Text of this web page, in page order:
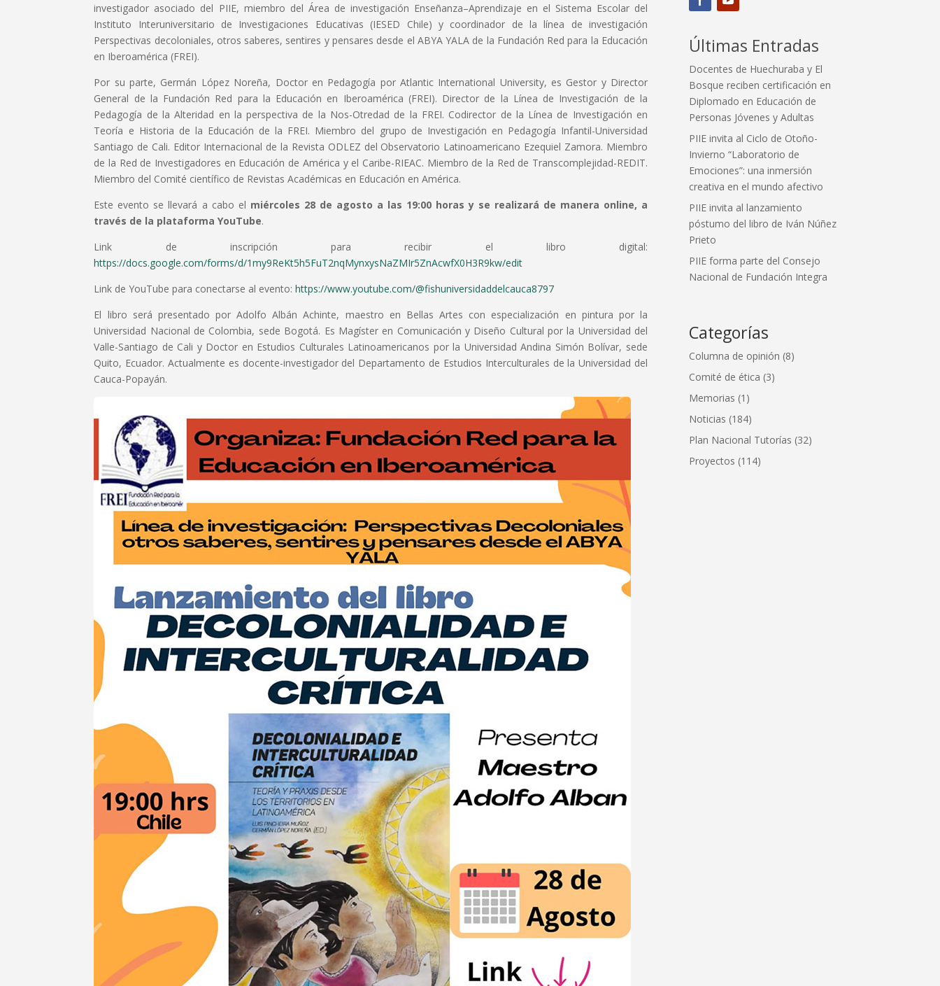
investigador asociado del PIIE, miembro del Área de investigación Enseñanza–Aprendizaje en el Sistema Escolar del
Instituto Interuniversitario de Investigaciones Educativas (IESED Chile) y coordinador de la línea de investigación
Perspectivas decoloniales, otros saberes, sentires y pensares desde el ABYA YALA de la Fundación Red para la Educación
en Iberoamérica (FREI).
Por su parte, Germán López Noreña, Doctor en Pedagogía por Atlantic International University, es Gestor y Director
General de la Fundación Red para la Educación en Iberoamérica (FREI). Director de la Línea de Investigación de la
Pedagogía de la Alteridad en la perspectiva de la Nos-Otredad de la FREI. Codirector de la Línea de Investigación en
Teoría e Historia de la Educación de la FREI. Miembro del grupo de Investigación en Pedagogía Infantil-Universidad
Santiago de Cali. Editor Internacional de la Revista ODLEZ del Observatorio Latinoamericano Ezequiel Zamora. Miembro
de la Red de Investigadores en Educación de América y el Caribe-RIEAC. Miembro de la Red de Transcomplejidad-REDIT.
Miembro del Comité científico de Revistas Académicas en Educación en América.
Este evento se llevará a cabo el miércoles 28 de agosto a las 19:00 horas y se realizará de manera online, a
través de la plataforma YouTube.
Link de inscripción para recibir el libro digital:
https://docs.google.com/forms/d/1my9ReKt5h5FuT2nqMynxysNaZMIr5ZnAcwfX0H3R9kw/edit
Link de YouTube para conectarse al evento:https://www.youtube.com/@fishuniversidaddelcauca8797
El libro será presentado por Adolfo Albán Achinte, maestro en Bellas Artes con especialización en pintura por la
Universidad Nacional de Colombia, sede Bogotá. Es Magíster en Comunicación y Diseño Cultural por la Universidad del
Valle-Santiago de Cali y Doctor en Estudios Culturales Latinoamericanos por la Universidad Andina Simón Bolívar, sede
Quito, Ecuador. Actualmente es docente-investigador del Departamento de Estudios Interculturales de la Universidad del
Cauca-Popayán.
Últimas Entradas
Docentes de Huechuraba y El
Bosque reciben certificación en
Diplomado en Educación de
Personas Jóvenes y Adultas
PIIE invita al Ciclo de Otoño-
Invierno “Laboratorio de
Emociones”: una inmersión
creativa en el mundo afectivo
PIIE invita al lanzamiento
póstumo del libro de Iván Núñez
Prieto
PIIE forma parte del Consejo
Nacional de Fundación Integra
Categorías
Columna de opinión (8)
Comité de ética (3)
Memorias (1)
Noticias (184)
Plan Nacional Tutorías (32)
Proyectos (114)